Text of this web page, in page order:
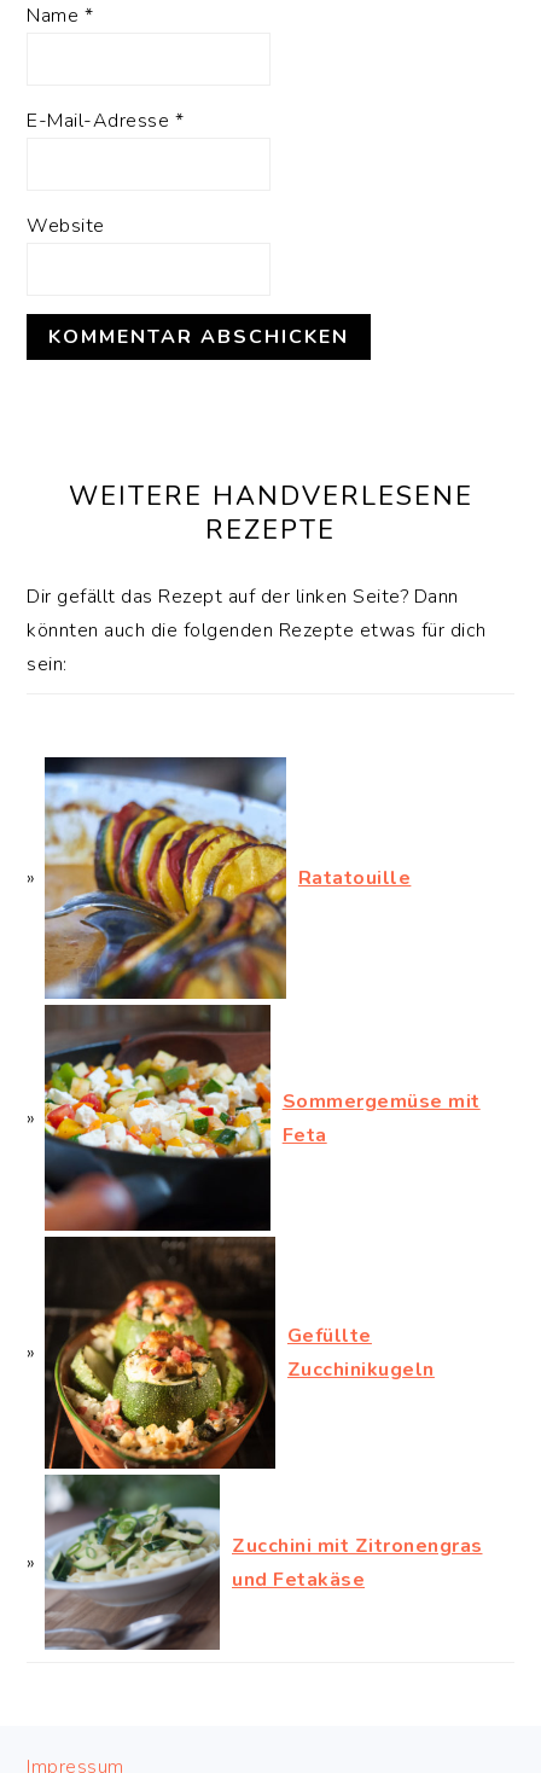
Name *
E-Mail-Adresse *
Website
WEITERE HANDVERLESENE
REZEPTE
Dir gefällt das Rezept auf der linken Seite? Dann
könnten auch die folgenden Rezepte etwas für dich
sein:
Ratatouille
Sommergemüse mit
Feta
Gefüllte
Zucchinikugeln
Zucchini mit Zitronengras
und Fetakäse
Impressum